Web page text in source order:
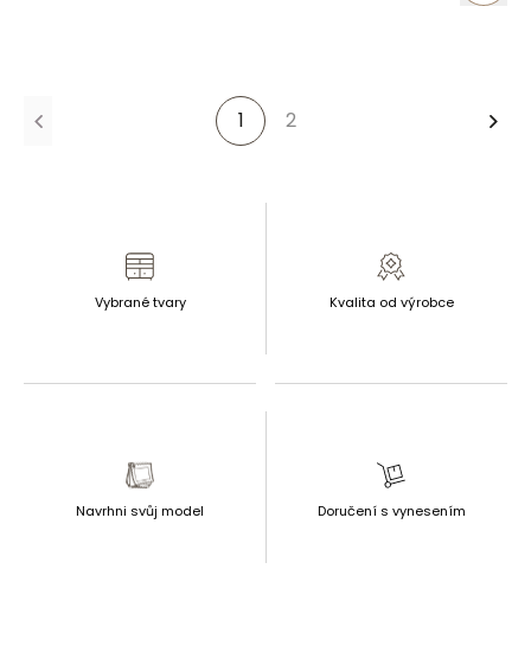
1 2
Vybrané tvary Kvalita od výrobce
Navrhni svůj model Doručení s vynesením